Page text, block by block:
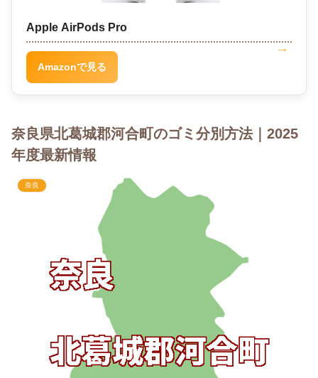
Apple AirPods Pro
Amazonで見る
奈良県北葛城郡河合町のゴミ分別方法｜2025
年度最新情報
奈良